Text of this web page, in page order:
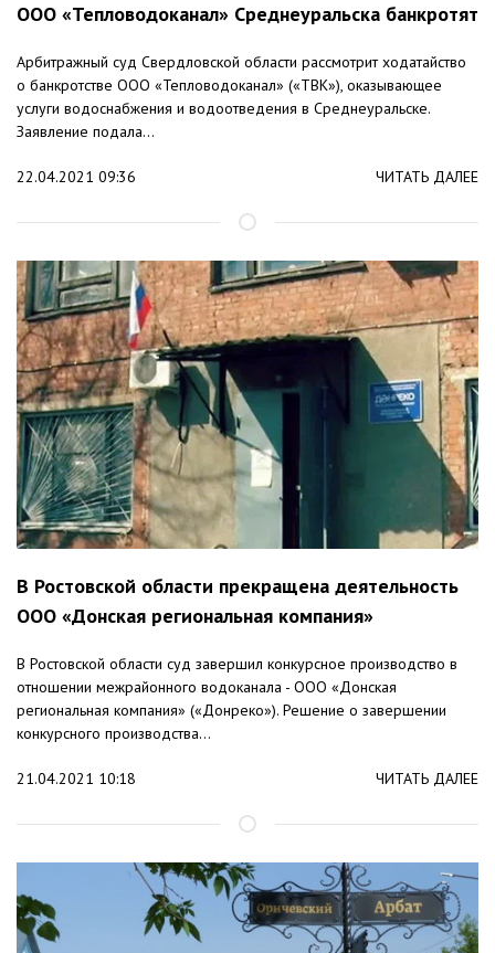
ООО «Тепловодоканал» Среднеуральска банкротят
Арбитражный суд Свердловской области рассмотрит ходатайство
о банкротстве ООО «Тепловодоканал» («ТВК»), оказывающее
услуги водоснабжения и водоотведения в Среднеуральске.
Заявление подала...
22.04.2021 09:36 ЧИТАТЬ ДАЛЕЕ
В Ростовской области прекращена деятельность
ООО «Донская региональная компания»
В Ростовской области суд завершил конкурсное производство в
отношении межрайонного водоканала - ООО «Донская
региональная компания» («Донреко»). Решение о завершении
конкурсного производства...
21.04.2021 10:18 ЧИТАТЬ ДАЛЕЕ